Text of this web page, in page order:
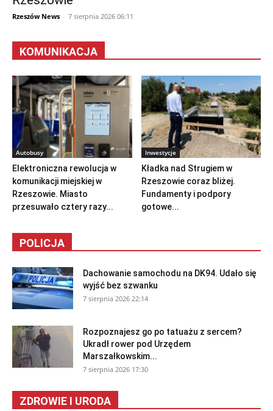
Rzeszów News - 7 sierpnia 2026 06:11
KOMUNIKACJA
Autobusy
Elektroniczna rewolucja w
komunikacji miejskiej w
Rzeszowie. Miasto
przesuwało cztery razy...
Inwestycje
Kładka nad Strugiem w
Rzeszowie coraz bliżej.
Fundamenty i podpory
gotowe...
POLICJA
Dachowanie samochodu na DK94. Udało się
wyjść bez szwanku
7 sierpnia 2026 22:14
Rozpoznajesz go po tatuażu z sercem?
Ukradł rower pod Urzędem
Marszałkowskim...
7 sierpnia 2026 17:30
ZDROWIE I URODA